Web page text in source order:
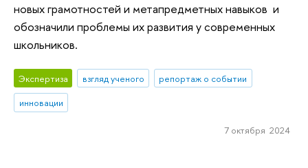
новых грамотностей и метапредметных навыков и
обозначили проблемы их развития у современных
школьников.
Экспертиза взгляд ученого
репортаж о событии
инновации
7 октября 2024